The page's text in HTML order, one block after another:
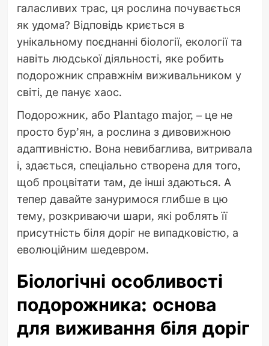
галасливих трас, ця рослина почувається
як удома? Відповідь криється в
унікальному поєднанні біології, екології та
навіть людської діяльності, яке робить
подорожник справжнім виживальником у
світі, де панує хаос.
Подорожник, або Plantago major, – це не
просто бур’ян, а рослина з дивовижною
адаптивністю. Вона невибаглива, витривала
і, здається, спеціально створена для того,
щоб процвітати там, де інші здаються. А
тепер давайте зануримося глибше в цю
тему, розкриваючи шари, які роблять її
присутність біля доріг не випадковістю, а
еволюційним шедевром.
Біологічні особливості
подорожника: основа
для виживання біля доріг